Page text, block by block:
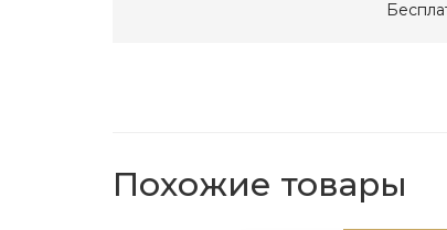
Похожие товары